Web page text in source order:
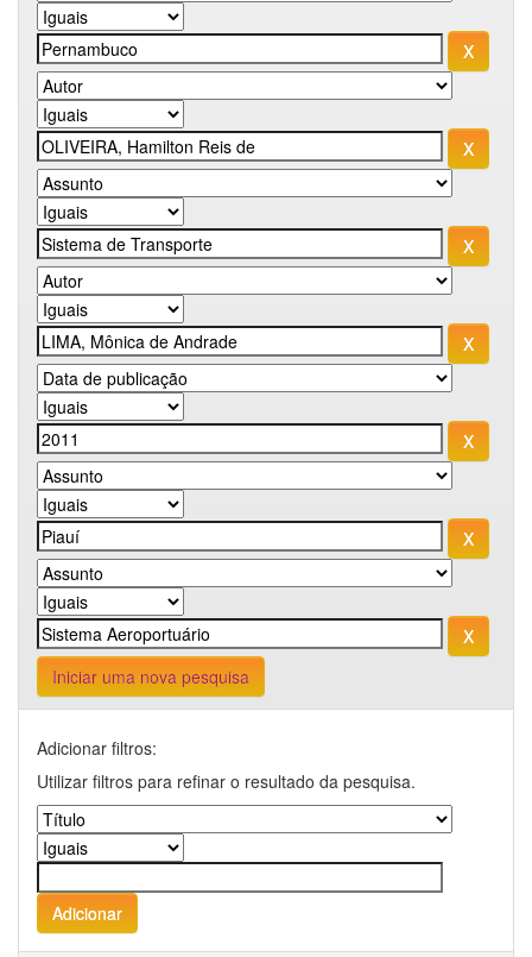
Iniciar uma nova pesquisa
Adicionar filtros:
Utilizar filtros para refinar o resultado da pesquisa.